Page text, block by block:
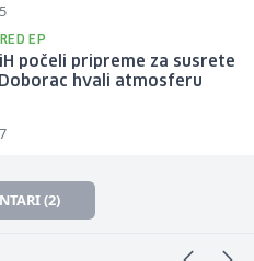
EP
počeli pripreme za susrete
hvali atmosferu
(2)